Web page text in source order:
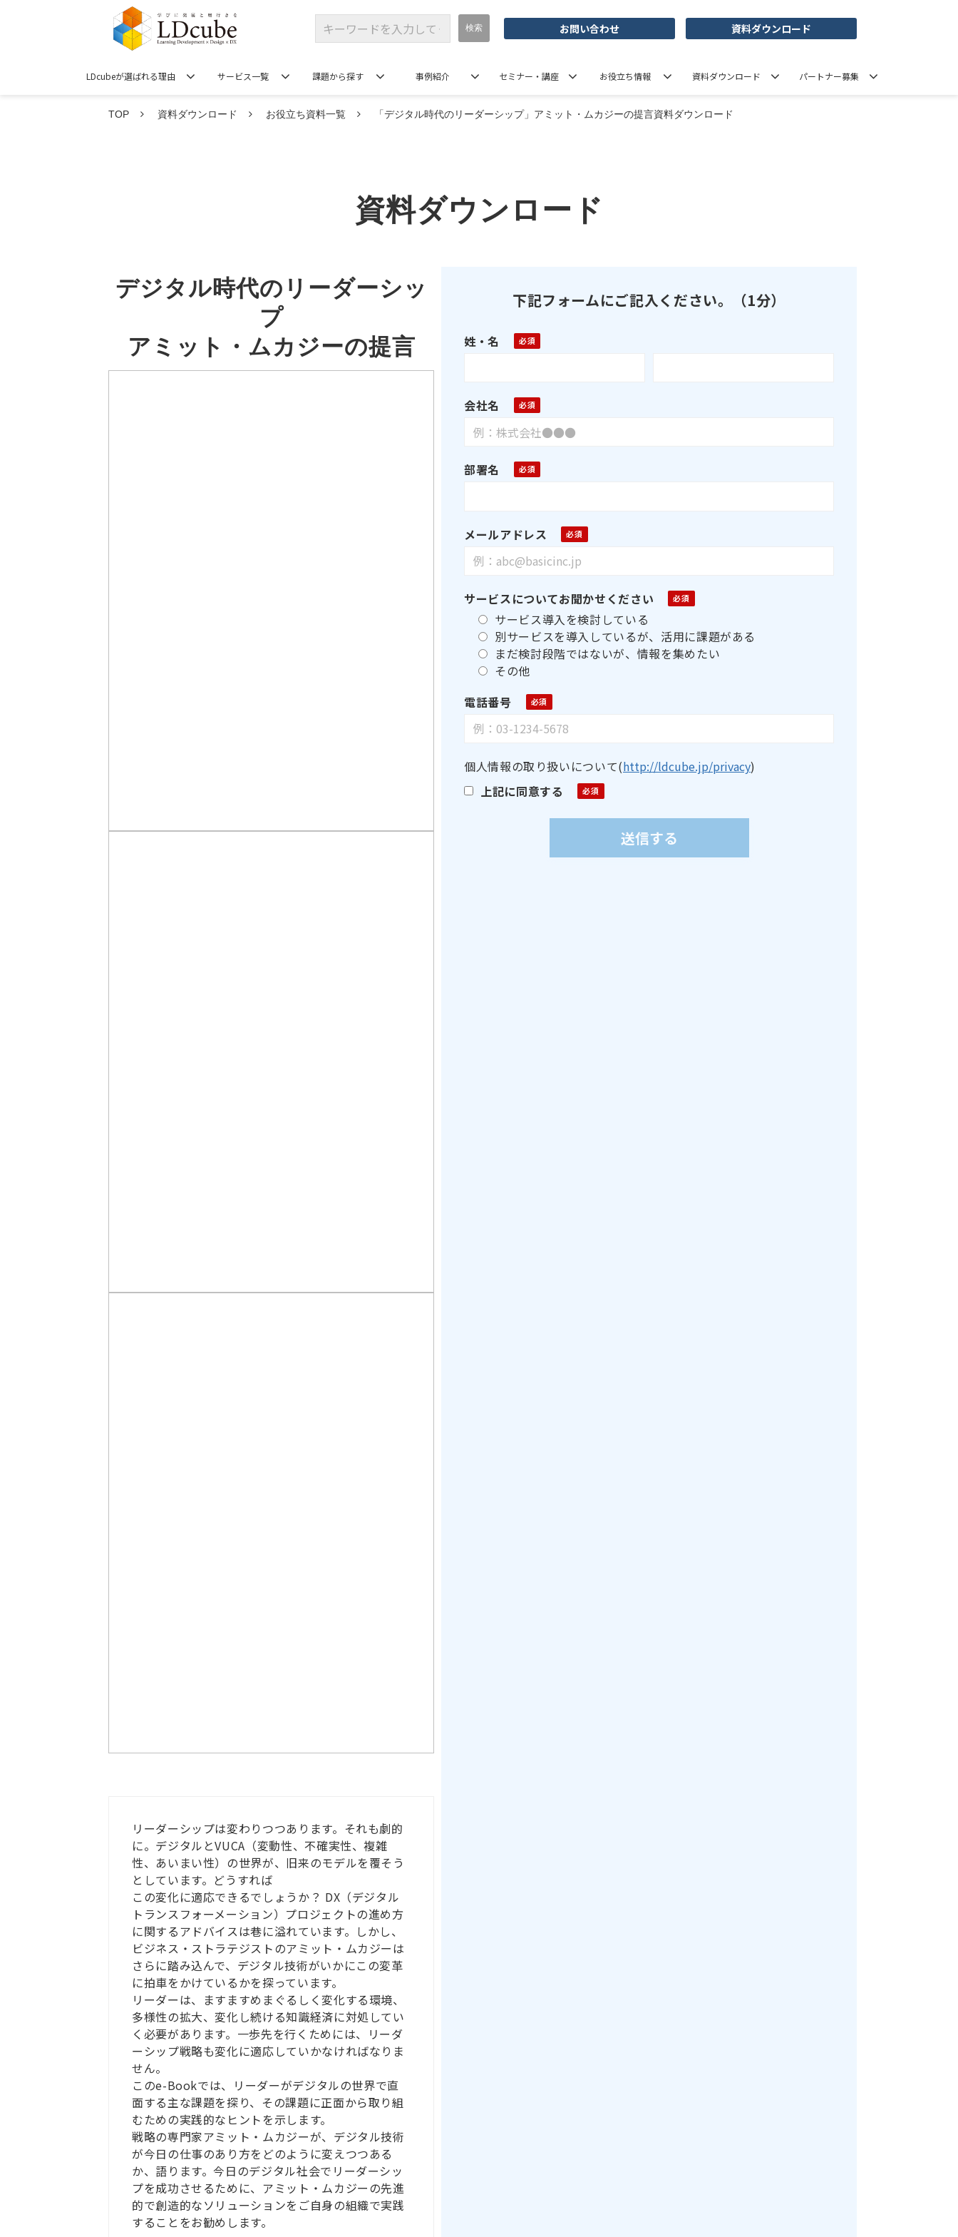
お問い合わせ 資料ダウンロード
LDcubeが選ばれる理由 サービス一覧 課題から探す 事例紹介 セミナー・講座 お役立ち情報 資料ダウンロード パートナー募集
TOP 資料ダウンロード お役立ち資料一覧 「デジタル時代のリーダーシップ」アミット・ムカジーの提言資料ダウンロード
資料ダウンロード
デジタル時代のリーダーシッ
プ
アミット・ムカジーの提言
リーダーシップは変わりつつあります。それも劇的
に。デジタルとVUCA（変動性、不確実性、複雑
性、あいまい性）の世界が、旧来のモデルを覆そう
としています。どうすれば
この変化に適応できるでしょうか？ DX（デジタル
トランスフォーメーション）プロジェクトの進め方
に関するアドバイスは巷に溢れています。しかし、
ビジネス・ストラテジストのアミット・ムカジーは
さらに踏み込んで、デジタル技術がいかにこの変革
に拍車をかけているかを探っています。
リーダーは、ますますめまぐるしく変化する環境、
多様性の拡大、変化し続ける知識経済に対処してい
く必要があります。一歩先を行くためには、リーダ
ーシップ戦略も変化に適応していかなければなりま
せん。
このe-Bookでは、リーダーがデジタルの世界で直
面する主な課題を探り、その課題に正面から取り組
むための実践的なヒントを示します。
戦略の専門家アミット・ムカジーが、デジタル技術
が今日の仕事のあり方をどのように変えつつある
か、語ります。今日のデジタル社会でリーダーシッ
プを成功させるために、アミット・ムカジーの先進
的で創造的なソリューションをご自身の組織で実践
することをお勧めします。
下記フォームにご記入ください。（1分）
姓・名
会社名
部署名
メールアドレス
サービスについてお聞かせください
サービス導入を検討している
別サービスを導入しているが、活用に課題がある
まだ検討段階ではないが、情報を集めたい
その他
電話番号
個人情報の取り扱いについて(http://ldcube.jp/privacy)
上記に同意する